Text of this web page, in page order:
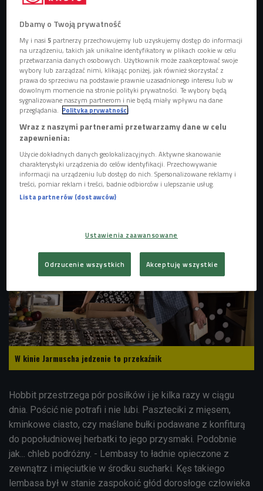
Kadr z filmu "Hobbit: Pustkowie Smauga"
Foto: PAP/Photoshot/Courtesy of
Warner Bros. Picture
W kinie Jarmuscha jedzenie to przekaźnik
Hobbit przestrzega pór posiłków i je kilka razy w ciągu
dnia. Pościć nie potrafi i nie lubi. Paszteciki z mięsem,
kminkowe ciasto, czy maślane bułki podawane z konfiturą
do popołudniowej herbatki to jego przysmaki. Podobnie
jak... chleb podróżny. - Lembasy to ładnie opieczone z
zewnątrz i mięciutkie w środku sucharki. Kęs takiego
lembasa był w stanie zaspokoić głód dorosłoge człowieka
Dbamy o Twoją prywatność
My i nasi5 partnerzy przechowujemy lub uzyskujemy dostęp do informacji
na urządzeniu, takich jak unikalne identyfikatory w plikach cookie w celu
przetwarzania danych osobowych. Użytkownik może zaakceptować swoje
wybory lub zarządzać nimi, klikając poniżej, jak również skorzystać z
prawa do sprzeciwu na podstawie prawnie uzasadnionego interesu lub w
dowolnym momencie na stronie polityki prywatności. Te wybory będą
sygnalizowane naszym partnerom i nie będą miały wpływu na dane
przeglądania. Polityka prywatności
Wraz z naszymi partnerami przetwarzamy dane w celu
zapewnienia:
Użycie dokładnych danych geolokalizacyjnych. Aktywne skanowanie
charakterystyki urządzenia do celów identyfikacji. Przechowywanie
informacji na urządzeniu lub dostęp do nich. Spersonalizowane reklamy i
treści, pomiar reklam i treści, badnie odbiorców i ulepszanie usług.
Lista partnerów (dostawców)
Ustawienia zaawansowane
Odrzucenie wszystkich Akceptuję wszystkie